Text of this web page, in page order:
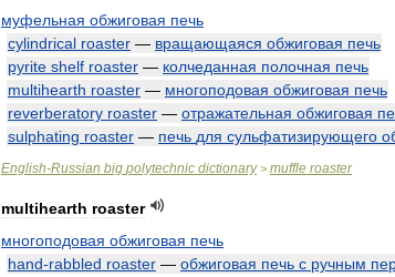
муфельная обжиговая печь
cylindrical roaster — вращающаяся обжиговая печь
pyrite shelf roaster — колчеданная полочная печь
multihearth roaster — многоподовая обжиговая печь
reverberatory roaster — отражательная обжиговая
sulphating roaster — печь для сульфатизирующего
English-Russian big polytechnic dictionary> muffle roaster
multihearth roaster
многоподовая обжиговая печь
hand-rabbled roaster — обжиговая печь с ручным